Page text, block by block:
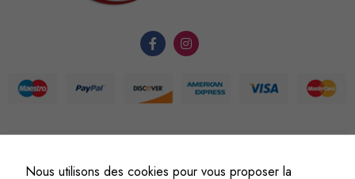
©Fine art numismatics– Tous droits réservés.
Nous utilisons des cookies pour vous proposer la
nous
améliorer la
et la